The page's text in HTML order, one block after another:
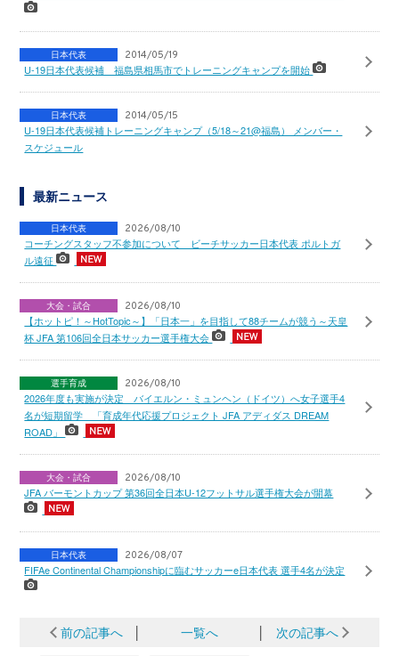
日本代表 2014/05/19
U-19日本代表候補 福島県相馬市でトレーニングキャンプを開始
日本代表 2014/05/15
U-19日本代表候補トレーニングキャンプ（5/18～21@福島） メンバー・
スケジュール
最新ニュース
日本代表 2026/08/10
コーチングスタッフ不参加について ビーチサッカー日本代表 ポルトガ
ル遠征
大会・試合 2026/08/10
【ホットピ！～HotTopic～】「日本一」を目指して88チームが競う～天皇
杯 JFA 第106回全日本サッカー選手権大会
選手育成 2026/08/10
2026年度も実施が決定 バイエルン・ミュンヘン（ドイツ）へ女子選手4
名が短期留学 「育成年代応援プロジェクト JFA アディダス DREAM
ROAD」
大会・試合 2026/08/10
JFA バーモントカップ 第36回全日本U-12フットサル選手権大会が開幕
日本代表 2026/08/07
FIFAe Continental Championshipに臨むサッカーe日本代表 選手4名が決定
前の記事へ │ 一覧へ │ 次の記事へ